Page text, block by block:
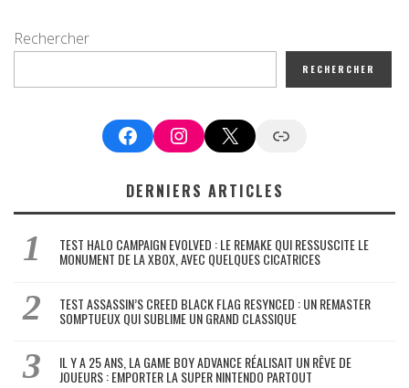
Rechercher
RECHERCHER
FacebookInstagram
X Google News
DERNIERS ARTICLES
TEST HALO CAMPAIGN EVOLVED : LE REMAKE QUI RESSUSCITE LE
MONUMENT DE LA XBOX, AVEC QUELQUES CICATRICES
TEST ASSASSIN’S CREED BLACK FLAG RESYNCED : UN REMASTER
SOMPTUEUX QUI SUBLIME UN GRAND CLASSIQUE
IL Y A 25 ANS, LA GAME BOY ADVANCE RÉALISAIT UN RÊVE DE
JOUEURS : EMPORTER LA SUPER NINTENDO PARTOUT